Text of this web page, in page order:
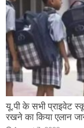
यू.पी के सभी प्राइवेट
रखने का किया एलान